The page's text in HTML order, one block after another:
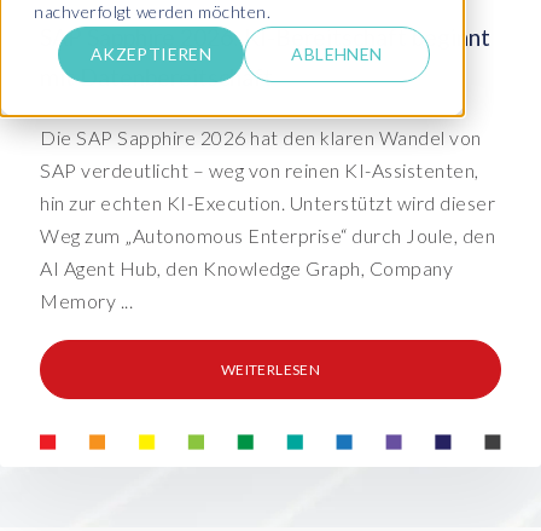
nachverfolgt werden möchten.
AKZEPTIEREN ABLEHNEN
SAP Sapphire 2026: KI-Bereitschaft beginnt
mit Datenbereitschaft
Die SAP Sapphire 2026 hat den klaren Wandel von
SAP verdeutlicht – weg von reinen KI-Assistenten,
hin zur echten KI-Execution. Unterstützt wird dieser
Weg zum „Autonomous Enterprise“ durch Joule, den
AI Agent Hub, den Knowledge Graph, Company
Memory ...
WEITERLESEN